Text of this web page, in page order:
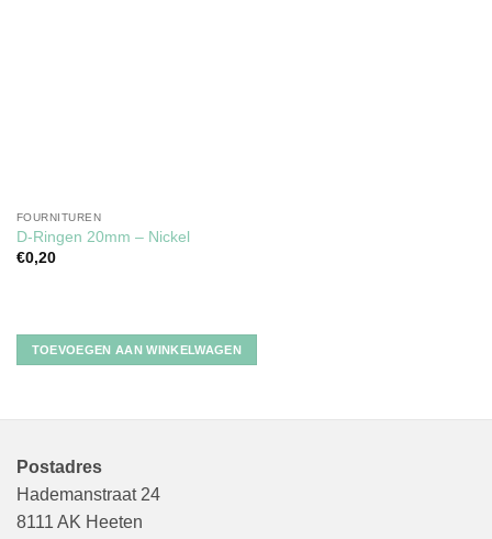
FOURNITUREN
D-Ringen 20mm – Nickel
€0,20
TOEVOEGEN AAN WINKELWAGEN
Postadres
Hademanstraat 24
8111 AK Heeten